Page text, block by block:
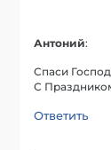
Антоний:
Спаси
С
Ответить